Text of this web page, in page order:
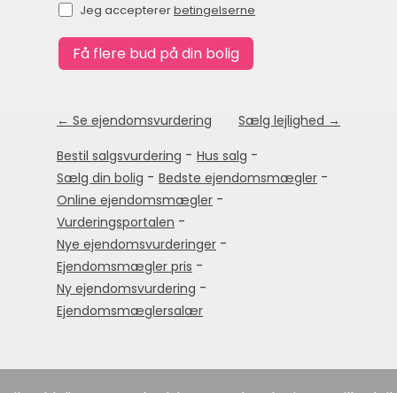
Jeg acceptererbetingelserne
← Se ejendomsvurdering
Sælg lejlighed →
Bestil salgsvurdering - Hus salg -
Sælg din bolig - Bedste ejendomsmægler -
Online ejendomsmægler -
Vurderingsportalen -
Nye ejendomsvurderinger -
Ejendomsmægler pris -
Ny ejendomsvurdering -
Ejendomsmæglersalær